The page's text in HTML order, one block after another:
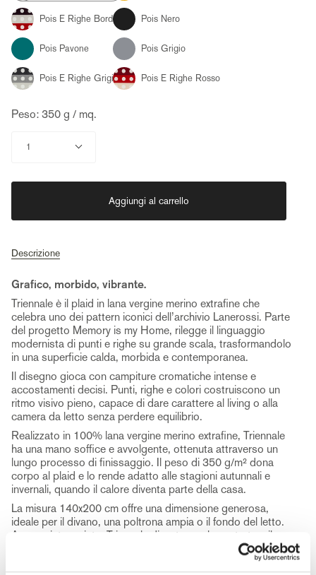
righe
verde
e
righe
arancio
Pois
righe
bordeaux
Pois
nero
Pois
pavone
Pois
grigio
Pois
grigio
Pois
Peso: 350 g / mq.
1
Aggiungi al carrello
Descrizione
Grafico, morbido, vibrante.
Triennale è il plaid in lana vergine merino extrafine che
celebra uno dei pattern iconici dell’archivio Lanerossi. Parte
del progetto Memory is my Home, rilegge il linguaggio
modernista di punti e righe su grande scala, trasformandolo
in una superficie calda, morbida e contemporanea.
Il disegno gioca con campiture cromatiche intense e
accostamenti decisi. Punti, righe e colori costruiscono un
ritmo visivo pieno, capace di dare carattere al living o alla
camera da letto senza perdere equilibrio.
Realizzato in 100% lana vergine merino extrafine, Triennale
ha una mano soffice e avvolgente, ottenuta attraverso un
lungo processo di finissaggio. Il peso di 350 g/m² dona
corpo al plaid e lo rende adatto alle stagioni autunnali e
invernali, quando il calore diventa parte della casa.
La misura 140x200 cm offre una dimensione generosa,
ideale per il divano, una poltrona ampia o il fondo del letto.
Appoggiato a vista, Triennale diventa un elemento tessile
forte e riconoscibile, capace di unire comfort e memoria